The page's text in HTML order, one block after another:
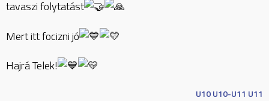
tavaszi folytatást
Mert itt focizni jó
Hajrá Telek!
U10U10-U11 U11